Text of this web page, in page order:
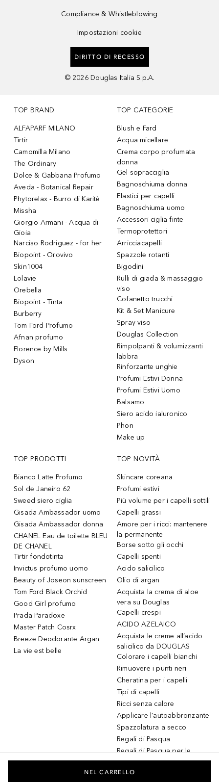
Compliance & Whistleblowing
Impostazioni cookie
DIRITTO DI RECESSO
© 2026 Douglas Italia S.p.A.
TOP BRAND
ALFAPARF MILANO
Tirtir
Camomilla Milano
The Ordinary
Dolce & Gabbana Profumo
Aveda - Botanical Repair
Phytorelax - Burro di Karitè
Missha
Giorgio Armani - Acqua di
Gioia
Narciso Rodriguez - for her
Biopoint - Orovivo
Skin1004
Lolavie
Orebella
Biopoint - Tinta
Burberry
Tom Ford Profumo
Afnan profumo
Florence by Mills
Dyson
TOP CATEGORIE
Blush e Fard
Acqua micellare
Crema corpo profumata
donna
Gel sopracciglia
Bagnoschiuma donna
Elastici per capelli
Bagnoschiuma uomo
Accessori ciglia finte
Termoprotettori
Arricciacapelli
Spazzole rotanti
Bigodini
Rulli di giada & massaggio
viso
Cofanetto trucchi
Kit & Set Manicure
Spray viso
Douglas Collection
Rimpolpanti & volumizzanti
labbra
Rinforzante unghie
Profumi Estivi Donna
Profumi Estivi Uomo
Balsamo
Siero acido ialuronico
Phon
Make up
TOP PRODOTTI
Bianco Latte Profumo
Sol de Janeiro 62
Sweed siero ciglia
Gisada Ambassador uomo
Gisada Ambassador donna
CHANEL Eau de toilette BLEU
DE CHANEL
Tirtir fondotinta
Invictus profumo uomo
Beauty of Joseon sunscreen
Tom Ford Black Orchid
Good Girl profumo
Prada Paradoxe
Master Patch Cosrx
Breeze Deodorante Argan
La vie est belle
TOP NOVITÀ
Skincare coreana
Profumi estivi
Più volume per i capelli sottili
Capelli grassi
Amore per i ricci: mantenere
la permanente
Borse sotto gli occhi
Capelli spenti
Acido salicilico
Olio di argan
Acquista la crema di aloe
vera su Douglas
Capelli crespi
ACIDO AZELAICO
Acquista le creme all’acido
salicilico da DOUGLAS
Colorare i capelli bianchi
Rimuovere i punti neri
Cheratina per i capelli
Tipi di capelli
Ricci senza calore
Applicare l'autoabbronzante
Spazzolatura a secco
Regali di Pasqua
Regali di Pasqua per le
donne
Regali di Pasqua per gli
NEL CARRELLO